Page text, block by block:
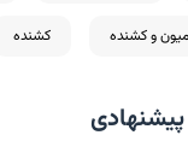
و کشنده کشنده